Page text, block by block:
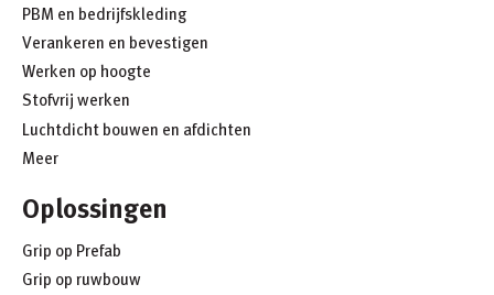
PBM en bedrijfskleding
Verankeren en bevestigen
Werken op hoogte
Stofvrij werken
Luchtdicht bouwen en afdichten
Meer
Oplossingen
Grip op Prefab
Grip op ruwbouw